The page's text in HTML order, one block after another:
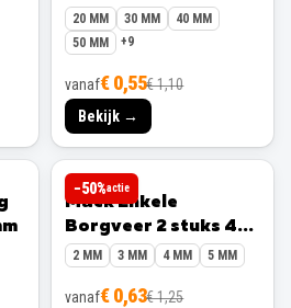
mm
20 MM 30 MM
40 MM
50 MM
+9
vanaf€ 0,55€ 1,10
Bekijk →
−50%actie
MACK
Mack Enkele
Borgveer 2 stuks 4
mm
2 MM 3 MM 4 MM 5 MM
vanaf€ 0,63€ 1,25